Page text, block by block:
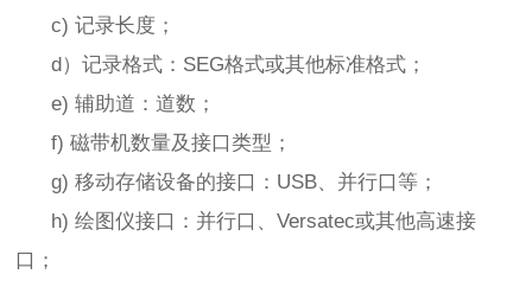
c) 记录长度；
d）记录格式：SEG格式或其他标准格式；
e) 辅助道：道数；
f) 磁带机数量及接口类型；
g) 移动存储设备的接口：USB、并行口等；
h) 绘图仪接口：并行口、Versatec或其他高速接
口；